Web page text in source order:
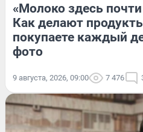
«Молоко здесь
Как делают
покупаете каждый
фото
9 августа, 2026, 09:00 7 476